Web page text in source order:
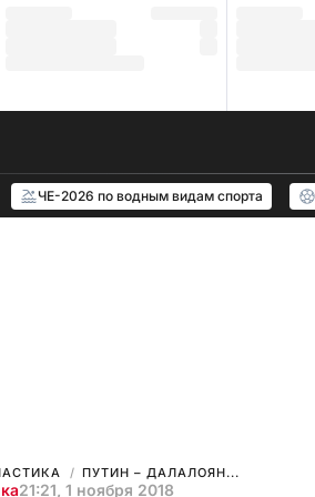
ЧЕ-2026 по водным видам спорта
ПУТИН – ДАЛАЛОЯН...
21:21, 1 ноября 2018